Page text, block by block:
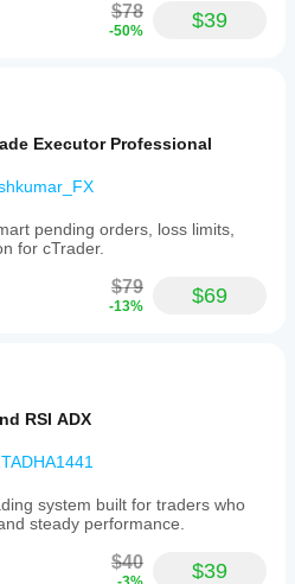
$78
-50% $39
Executor Professional
pending orders, loss limits,
for cTrader.
$79
-13% $69
RSI ADX
system built for traders who
steady performance.
$40 $39